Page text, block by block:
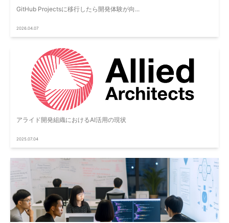
GitHub Projectsに移行したら開発体験が向...
2026.04.07
アライド開発組織におけるAI活用の現状
2025.07.04